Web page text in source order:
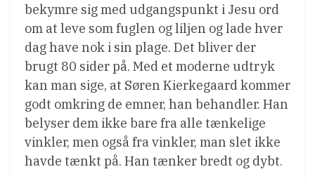
bekymre sig med udgangspunkt i Jesu ord
om at leve som fuglen og liljen og lade hver
dag have nok i sin plage. Det bliver der
brugt 80 sider på. Med et moderne udtryk
kan man sige, at Søren Kierkegaard kommer
godt omkring de emner, han behandler. Han
belyser dem ikke bare fra alle tænkelige
vinkler, men også fra vinkler, man slet ikke
havde tænkt på. Han tænker bredt og dybt.